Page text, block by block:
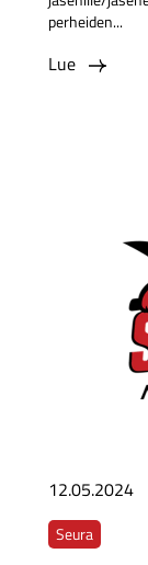
perheiden...
Lue
12.05.2024
Seura